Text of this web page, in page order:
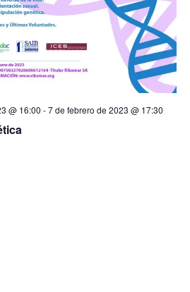
@ 16:00 -7 de febrero de 2023 @ 17:30